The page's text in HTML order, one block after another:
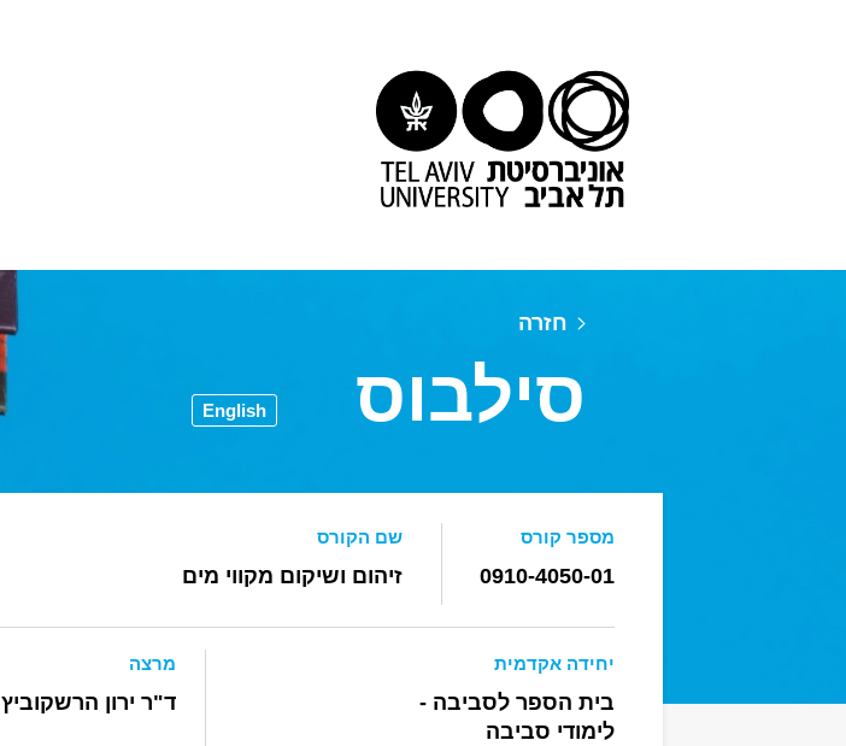
חזרה
סילבוס English
מספר קורס
0910-4050-01
שם הקורס
זיהום ושיקום מקווי מים
יחידה אקדמית
בית הספר לסביבה -
לימודי סביבה
מרצה
ד"ר ירון הרשקוביץ